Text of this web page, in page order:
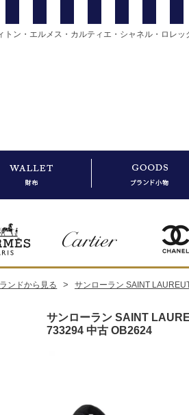
ン・エルメス・カルティエ・シャネル・ロレッ
ンドから見る > サンローラン SAINT
サンローラン SAINT
733294 中古 OB2624